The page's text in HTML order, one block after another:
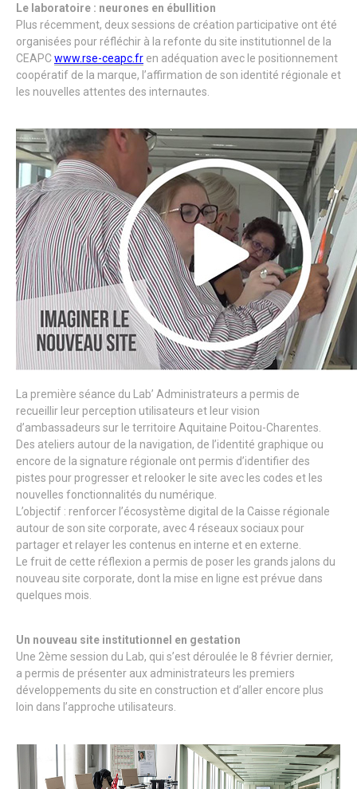
Le laboratoire : neurones en ébullition
Plus récemment, deux sessions de création participative ont été
organisées pour réfléchir à la refonte du site institutionnel de la
CEAPC www.rse-ceapc.fr en adéquation avec le positionnement
coopératif de la marque, l’affirmation de son identité régionale et
les nouvelles attentes des internautes.
La première séance du Lab’ Administrateurs a permis de
recueillir leur perception utilisateurs et leur vision
d’ambassadeurs sur le territoire Aquitaine Poitou-Charentes.
Des ateliers autour de la navigation, de l’identité graphique ou
encore de la signature régionale ont permis d’identifier des
pistes pour progresser et relooker le site avec les codes et les
nouvelles fonctionnalités du numérique.
L’objectif : renforcer l’écosystème digital de la Caisse régionale
autour de son site corporate, avec 4 réseaux sociaux pour
partager et relayer les contenus en interne et en externe.
Le fruit de cette réflexion a permis de poser les grands jalons du
nouveau site corporate, dont la mise en ligne est prévue dans
quelques mois.
Un nouveau site institutionnel en gestation
Une 2ème session du Lab, qui s’est déroulée le 8 février dernier,
a permis de présenter aux administrateurs les premiers
développements du site en construction et d’aller encore plus
loin dans l’approche utilisateurs.